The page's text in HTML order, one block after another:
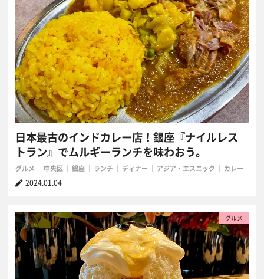
日本最古のインドカレー店！銀座『ナイルレス
トラン』でムルギーランチを味わおう。
グルメ 中央区 銀座 ランチ ディナー アジア・エスニック カレー
2024.01.04
グルメ